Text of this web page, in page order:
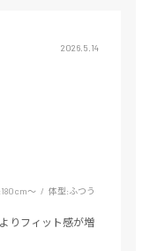
2026.5.14
180cm～ 体型:ふつう
りフィット感が増